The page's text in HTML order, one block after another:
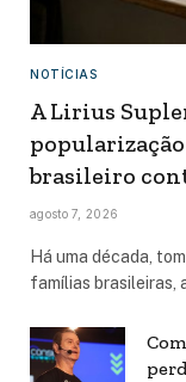
NOTÍCIAS
A Lirius
brasileiro
agosto 7, 2026
Há uma década,
famílias brasileiras,